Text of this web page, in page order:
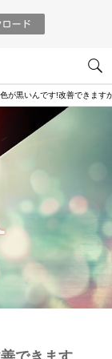
愛レシピ
が黒いんです!改善できます